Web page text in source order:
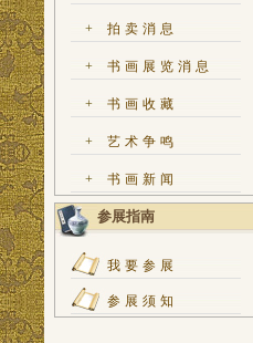
+ 拍卖消息
+ 书画展览消息
+ 书画收藏
+ 艺术争鸣
+ 书画新闻
参展指南
我要参展
参展须知